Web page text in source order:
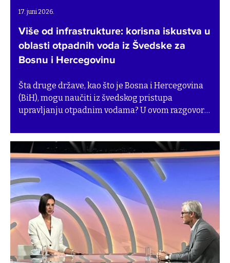
17. juni 2026.
Više od infrastrukture: korisna iskustva u
oblasti otpadnih voda iz Švedske za
Bosnu i Hercegovinu
Šta druge države, kao što je Bosna i Hercegovina
(BiH), mogu naučiti iz švedskog pristupa
upravljanju otpadnim vodama? U ovom razgovoru
otpadnim vodama u Bosni i Hercegovini: saznanja
iz Švedske sa jednim od autora, saradnikom za
istraživanje Danielom Ddiba, pokušali smo saznati
o najvažnijim zaključcima i preporukama
izvještaja.